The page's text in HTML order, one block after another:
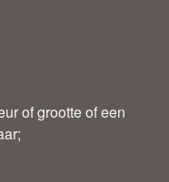
of grootte of een